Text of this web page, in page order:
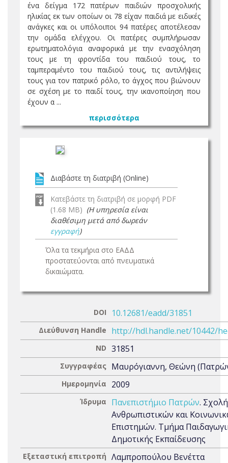
ένα δείγμα 172 πατέρων παιδιών προσχολικής
ηλικίας εκ των οποίων οι 78 είχαν παιδιά με ειδικές
ανάγκες και οι υπόλοιποι 94 πατέρες αποτέλεσαν
την ομάδα ελέγχου. Οι πατέρες συμπλήρωσαν
ερωτηματολόγια αναφορικά με την ενασχόληση
τους με τη φροντίδα του παιδιού τους, το
ταμπεραμέντο του παιδιού τους, τις αντιλήψεις
τους για τον πατρικό ρόλο, το άγχος που βιώνουν
σε σχέση με το παιδί τους, την ικανοποίηση που
έχουν α ...
περισσότερα
Διαβάστε τη διατριβή (Online)
Κατεβάστε τη διατριβή σε μορφή PDF
(1.68 MB) (Η υπηρεσία είναι
διαθέσιμη μετά από δωρεάν
εγγραφή)
Όλα τα τεκμήρια στο ΕΑΔΔ
προστατεύονται από πνευματικά
δικαιώματα.
DOI 10.12681/eadd/31851
Διεύθυνση Handle http://hdl.handle.net/10442/
ND 31851
Συγγραφέας Μαυρόγιαννη, Θεώνη
Ημερομηνία 2009
Ίδρυμα Πανεπιστήμιο Πατρών. Σχολή
Ανθρωπιστικών και
Επιστημών. Τμήμα
Δημοτικής Εκπαίδευσης
Εξεταστική επιτροπή Λαμπροπούλου Βενέττα